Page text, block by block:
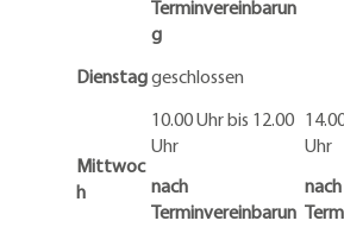
Terminvereinbarun
g
Dienstaggeschlossen
Mittwoc
h
10.00 Uhr bis 12.00
Uhr
nach
Terminvereinbarun
Uhr
nach